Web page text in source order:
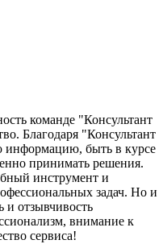
команде "Консультант
Благодаря "Консультант
быть в курсе
принимать решения.
инструмент и
задач. Но и
и отзывчивость
внимание к
сервиса!